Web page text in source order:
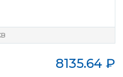
8135.64 ₽